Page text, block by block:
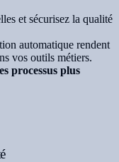
et sécurisez la qualité
automatique rendent
vos outils métiers.
processus plus